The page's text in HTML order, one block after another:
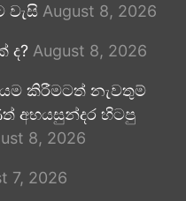
වැසි August 8, 2026
ද? August 8, 2026
කිරීමටත් නැවතුම්
අභයසුන්දර හිටපු
8, 2026
7, 2026